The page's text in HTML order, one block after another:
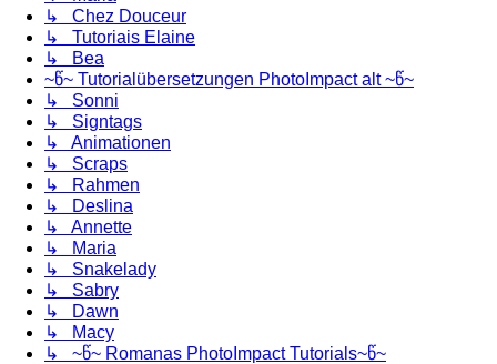
↳ Chez Douceur
↳ Tutoriais Elaine
↳ Bea
~წ~ Tutorialübersetzungen PhotoImpact alt ~წ~
↳ Sonni
↳ Signtags
↳ Animationen
↳ Scraps
↳ Rahmen
↳ Deslina
↳ Annette
↳ Maria
↳ Snakelady
↳ Sabry
↳ Dawn
↳ Macy
↳ ~წ~ Romanas PhotoImpact Tutorials~წ~